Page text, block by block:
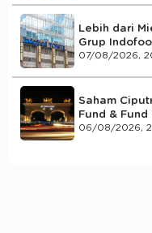
Lebih dari
Grup
07/08/2026,
Saham
Fund &
06/08/2026,